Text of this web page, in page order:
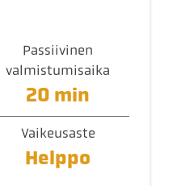
Passiivinen
valmistumisaika
20 min
Vaikeusaste
Helppo